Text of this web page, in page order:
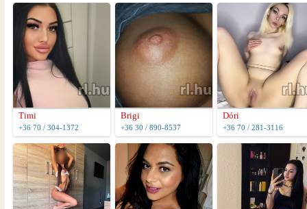
Timi
+36 70 / 304-1372
Brigi
+36 30 / 890-8537
Dóri
+36 70 / 281-3116